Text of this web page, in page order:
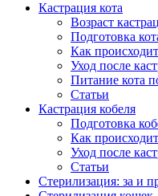
Кастрация кота
Возраст
Подготовка
Как
Уход после
Питание кота
Статьи
Кастрация кобеля
Подготовка
Как
Уход после
Статьи
Стерилизация: за и